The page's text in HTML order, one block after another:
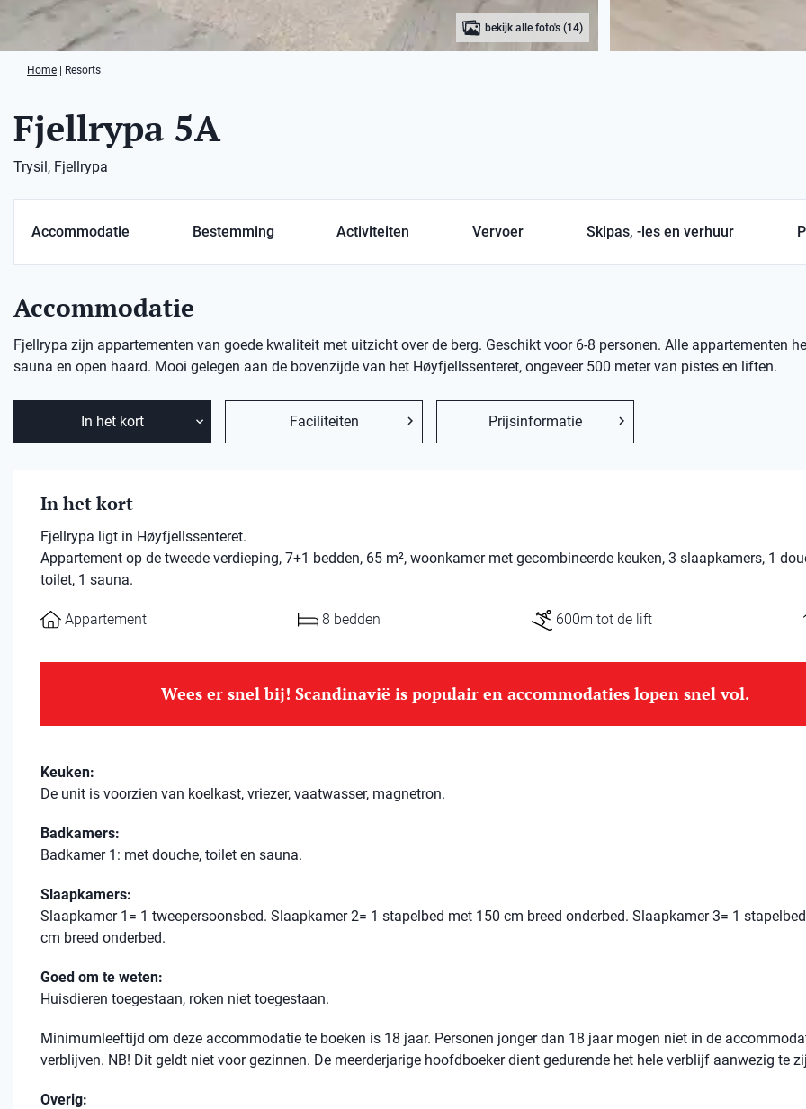
bekijk alle foto's (14)
Home Resorts
Fjellrypa 5A
Trysil, Fjellrypa
Accommodatie Bestemming Activiteiten Vervoer Skipas, -les en verhuur
Accommodatie
Fjellrypa zijn appartementen van goede kwaliteit met uitzicht over de berg. Geschikt voor 6-8 personen. Alle appartementen
sauna en open haard. Mooi gelegen aan de bovenzijde van het Høyfjellssenteret, ongeveer 500 meter van pistes en liften.
In het kort Faciliteiten Prijsinformatie
In het kort
Fjellrypa ligt in Høyfjellssenteret.
Appartement op de tweede verdieping, 7+1 bedden, 65 m², woonkamer met gecombineerde keuken, 3 slaapkamers, 1
toilet, 1 sauna.
Appartement 8 bedden 600m tot de lift
Wees er snel bij! Scandinavië is populair en accommodaties lopen snel vol.
Keuken:
De unit is voorzien van koelkast, vriezer, vaatwasser, magnetron.
Badkamers:
Badkamer 1: met douche, toilet en sauna.
Slaapkamers:
Slaapkamer 1= 1 tweepersoonsbed. Slaapkamer 2= 1 stapelbed met 150 cm breed onderbed. Slaapkamer 3= 1
cm breed onderbed.
Goed om te weten:
Huisdieren toegestaan, roken niet toegestaan.
Minimumleeftijd om deze accommodatie te boeken is 18 jaar. Personen jonger dan 18 jaar mogen niet in de
verblijven. NB! Dit geldt niet voor gezinnen. De meerderjarige hoofdboeker dient gedurende het hele verblijf aanwezig te
Overig: